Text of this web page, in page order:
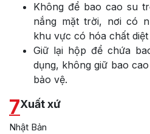
Không để bao cao su
nắng mặt trời, nơi có
khu vực có hóa chất
Giữ lại hộp để chứa
dụng, không giữ bao
bảo vệ.
7Xuất xứ
Nhật Bản